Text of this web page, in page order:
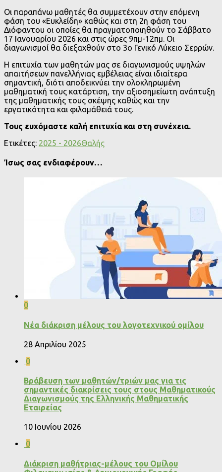
Οι παραπάνω μαθητές θα συμμετέχουν στην επόμενη
φάση του «Ευκλείδη» καθώς και στη 2η φάση του
Διόφαντου οι οποίες θα πραγματοποιηθούν το Σάββατο
17 Ιανουαρίου 2026 και στις ώρες 9πμ-12πμ. Οι
διαγωνισμοί θα διεξαχθούν στο 3ο Γενικό Λύκειο Σερρών.
Η επιτυχία των μαθητών μας σε διαγωνισμούς υψηλών
απαιτήσεων πανελλήνιας εμβέλειας είναι ιδιαίτερα
σημαντική, διότι αποδεικνύει την ολοκληρωμένη
μαθηματική τους κατάρτιση, την αξιοσημείωτη ανάπτυξη
της μαθηματικής τους σκέψης καθώς και την
εργατικότητα και φιλομάθειά τους.
Τους ευχόμαστε καλή επιτυχία και στη συνέχεια.
Ετικέτες: 2025 - 2026Θαλής
Ίσως σας ενδιαφέρουν…
0
Νέα διάκριση μέλους του λογοτεχνικού ομίλου
28 Απριλίου 2025
0
Βράβευση των μαθητών/τριών μας για τις
σημαντικές διακρίσεις τους στους Μαθηματικούς
Διαγωνισμούς της Ελληνικής Μαθηματικής
Εταιρείας
10 Ιουνίου 2026
0
Διάκριση μαθήτριας-μέλους του Ομίλου